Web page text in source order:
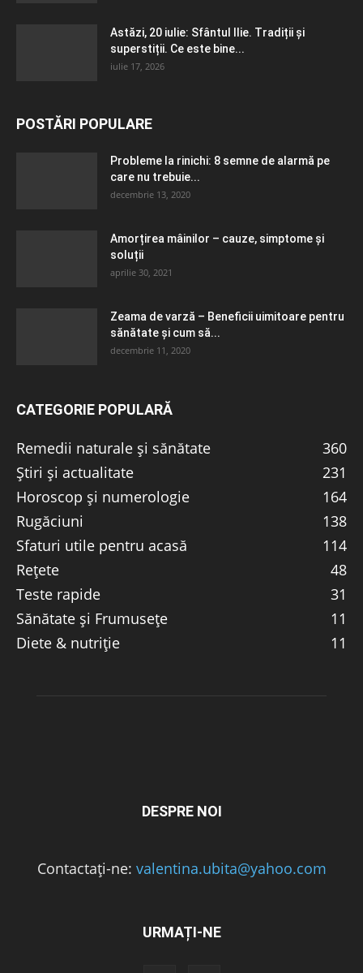
Astăzi, 20 iulie: Sfântul Ilie. Tradiții și
superstiții. Ce este bine...
iulie 17, 2026
POSTĂRI POPULARE
Probleme la rinichi: 8 semne de alarmă pe
care nu trebuie...
decembrie 13, 2020
Amorțirea mâinilor – cauze, simptome și
soluții
aprilie 30, 2021
Zeama de varză – Beneficii uimitoare pentru
sănătate și cum să...
decembrie 11, 2020
CATEGORIE POPULARĂ
Remedii naturale și sănătate
360
Știri și actualitate
231
Horoscop și numerologie
164
Rugăciuni
138
Sfaturi utile pentru acasă
114
Rețete
48
Teste rapide
31
Sănătate și Frumusețe
11
Diete & nutriție
11
DESPRE NOI
Contactați-ne: valentina.ubita@yahoo.com
URMAȚI-NE